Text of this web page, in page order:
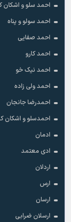
احمد سلو و اشکان
احمد سولو و پناه
احمد صفایی
احمد کارو
احمد نیک خو
احمد ولی زاده
احمدرضا جانجان
احمدسلو و اشکان
ادمان
ادی معتمد
اردلان
ارس
ارسان
ارسلان ضرابی